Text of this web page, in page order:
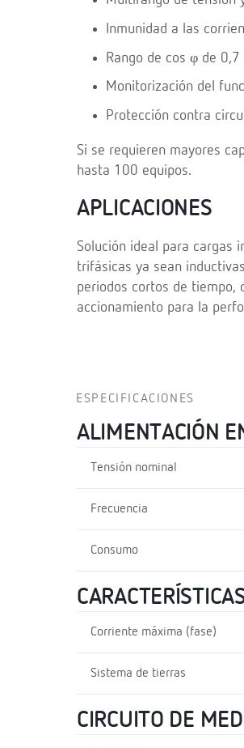
Inmunidad a las
Rango de cos φ de
Monitorización del
Protección contra
Si se requieren mayores
hasta 100 equipos.
APLICACIONES
Solución ideal para cargas
trifásicas ya sean
periodos cortos de tiempo,
accionamiento para la
ESPECIFICACIONES
ALIMENTACIÓN
Tensión nominal
Frecuencia
Consumo
Corriente máxima (fase)
Sistema de tierras
CIRCUITO DE